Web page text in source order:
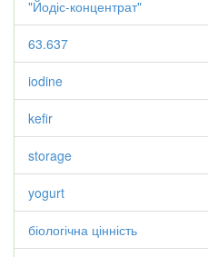
"Йодіс-концентрат"
63.637
iodine
kefir
storage
yogurt
біологічна цінність